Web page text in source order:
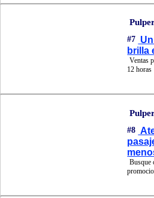
#7
brilla
Ventas
12 horas
#8
Busque